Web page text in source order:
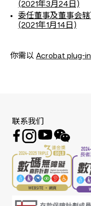
(2021年3月24日)
委任董事及董事会
(2021年1月14日)
你需以 Acrobat plug-in
联系我们